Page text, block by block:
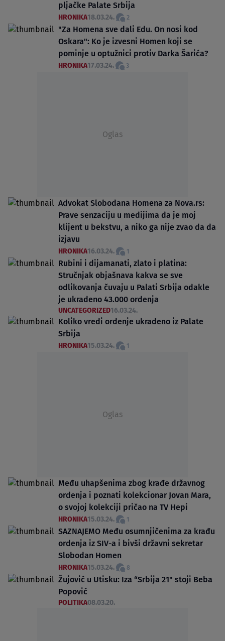
pljačke Palate Srbija
HRONIKA18.03.24. 2
"Za Homena sve dali Edu. On nosi kod
Oskara": Ko je izvesni Homen koji se
pominje u optužnici protiv Darka Šarića?
HRONIKA17.03.24. 3
Oglas
Advokat Slobodana Homena za Nova.rs:
Prave senzaciju u medijima da je moj
klijent u bekstvu, a niko ga nije zvao da da
izjavu
HRONIKA16.03.24. 1
Rubini i dijamanati, zlato i platina:
Stručnjak objašnava kakva se sve
odlikovanja čuvaju u Palati Srbija odakle
je ukradeno 43.000 ordenja
UNCATEGORIZED16.03.24.
Koliko vredi ordenje ukradeno iz Palate
Srbija
HRONIKA15.03.24. 1
Oglas
Među uhapšenima zbog krađe državnog
ordenja i poznati kolekcionar Jovan Mara,
o svojoj kolekciji pričao na TV Hepi
HRONIKA15.03.24. 1
SAZNAJEMO Među osumnjičenima za krađu
ordenja iz SIV-a i bivši državni sekretar
Slobodan Homen
HRONIKA15.03.24. 8
Žujović u Utisku: Iza “Srbija 21" stoji Beba
Popović
POLITIKA08.03.20.